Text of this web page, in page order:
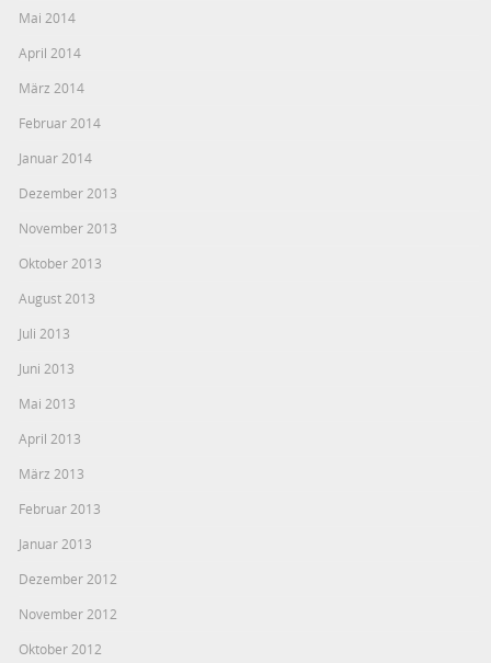
Mai 2014
April 2014
März 2014
Februar 2014
Januar 2014
Dezember 2013
November 2013
Oktober 2013
August 2013
Juli 2013
Juni 2013
Mai 2013
April 2013
März 2013
Februar 2013
Januar 2013
Dezember 2012
November 2012
Oktober 2012